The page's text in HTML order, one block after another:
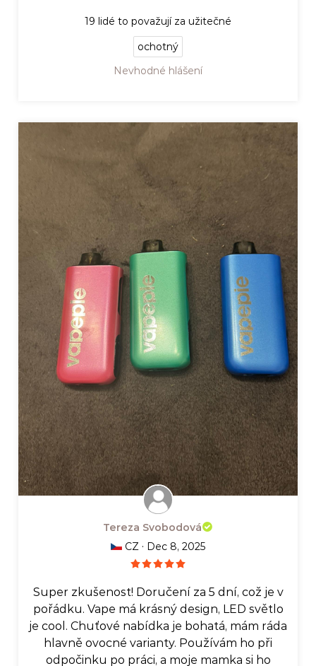
19 lidé to považují za užitečné
ochotný
Nevhodné hlášení
Tereza Svobodová
CZ · Dec 8, 2025
Super zkušenost! Doručení za 5 dní, což je v
pořádku. Vape má krásný design, LED světlo
je cool. Chuťové nabídka je bohatá, mám ráda
hlavně ovocné varianty. Používám ho při
odpočinku po práci, a moje mamka si ho